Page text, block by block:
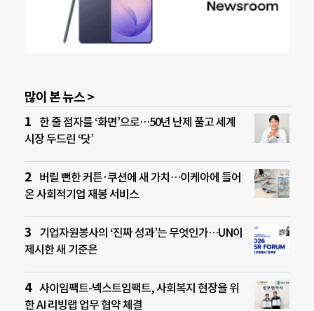
많이 본 뉴스 >
한 줄 점자를 ‘화면’으로…50년 난제 풀고 세계
시장 두드린 ‘닷’
버릴 뻔한 커튼·쿠션에 새 가치…이케아에 들어
온 사회적기업 재봉 서비스
기업자원봉사의 ‘진짜 성과’는 무엇인가…UN이
제시한 새 기준은
사이임팩트-넥스트임팩트, 사회복지 현장을 위
한 AI 리빙랩 업무 협약 체결